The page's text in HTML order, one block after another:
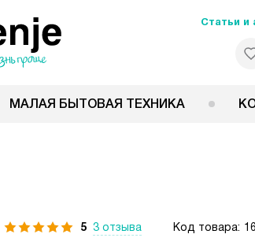
Статьи и
МАЛАЯ БЫТОВАЯ ТЕХНИКА
5 3 отзыва Код товара: